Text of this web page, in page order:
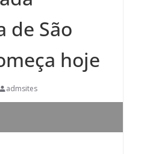
de São
hoje
admsites